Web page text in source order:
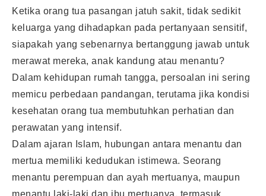
Ketika orang tua pasangan jatuh sakit, tidak sedikit
keluarga yang dihadapkan pada pertanyaan sensitif,
siapakah yang sebenarnya bertanggung jawab untuk
merawat mereka, anak kandung atau menantu?
Dalam kehidupan rumah tangga, persoalan ini sering
memicu perbedaan pandangan, terutama jika kondisi
kesehatan orang tua membutuhkan perhatian dan
perawatan yang intensif.
Dalam ajaran Islam, hubungan antara menantu dan
mertua memiliki kedudukan istimewa. Seorang
menantu perempuan dan ayah mertuanya, maupun
menantu laki-laki dan ibu mertuanya, termasuk